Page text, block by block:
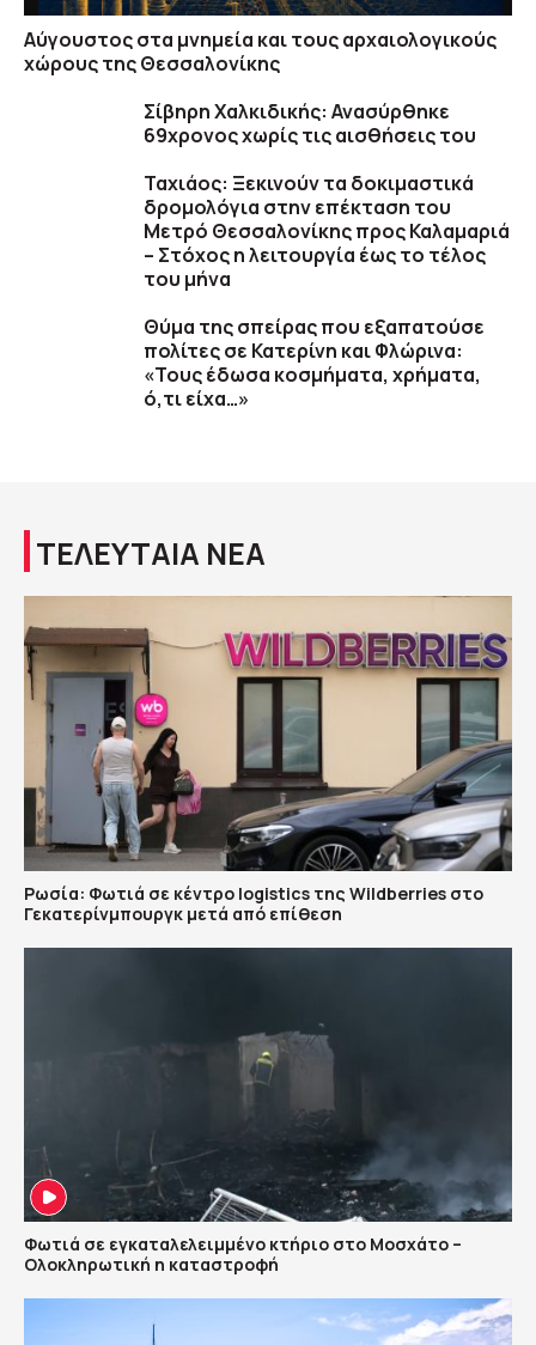
Αύγουστος στα μνημεία και τους αρχαιολογικούς
χώρους της Θεσσαλονίκης
Σίβηρη Χαλκιδικής: Ανασύρθηκε
69χρονος χωρίς τις αισθήσεις του
Ταχιάος: Ξεκινούν τα δοκιμαστικά
δρομολόγια στην επέκταση του
Μετρό Θεσσαλονίκης προς Καλαμαριά
– Στόχος η λειτουργία έως το τέλος
του μήνα
Θύμα της σπείρας που εξαπατούσε
πολίτες σε Κατερίνη και Φλώρινα:
«Τους έδωσα κοσμήματα, χρήματα,
ό,τι είχα…»
ΤΕΛΕΥΤΑΙΑ ΝΕΑ
Ρωσία: Φωτιά σε κέντρο logistics της Wildberries στο
Γεκατερίνμπουργκ μετά από επίθεση
Φωτιά σε εγκαταλελειμμένο κτήριο στο Μοσχάτο –
Ολοκληρωτική η καταστροφή